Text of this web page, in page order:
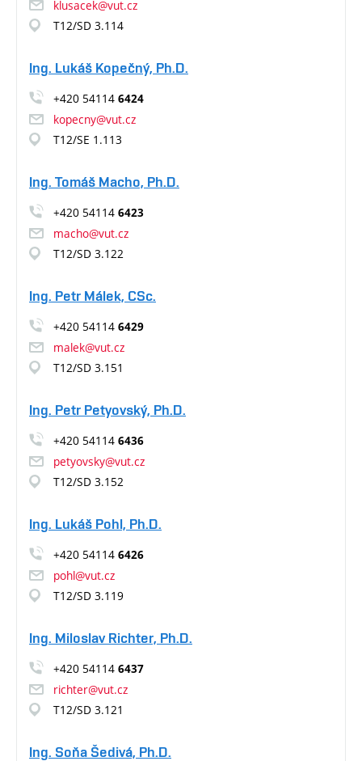
klusacek@vut.cz
T12/SD 3.114
Ing. Lukáš Kopečný, Ph.D.
+420 54114 6424
kopecny@vut.cz
T12/SE 1.113
Ing. Tomáš Macho, Ph.D.
+420 54114 6423
macho@vut.cz
T12/SD 3.122
Ing. Petr Málek, CSc.
+420 54114 6429
malek@vut.cz
T12/SD 3.151
Ing. Petr Petyovský, Ph.D.
+420 54114 6436
petyovsky@vut.cz
T12/SD 3.152
Ing. Lukáš Pohl, Ph.D.
+420 54114 6426
pohl@vut.cz
T12/SD 3.119
Ing. Miloslav Richter, Ph.D.
+420 54114 6437
richter@vut.cz
T12/SD 3.121
Ing. Soňa Šedivá, Ph.D.